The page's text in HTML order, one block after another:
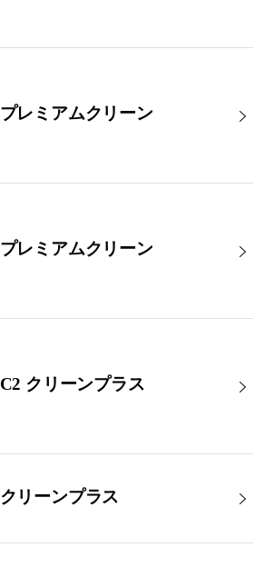
プレミアムクリーン
プレミアムクリーン
C2 クリーンプラス
クリーンプラス